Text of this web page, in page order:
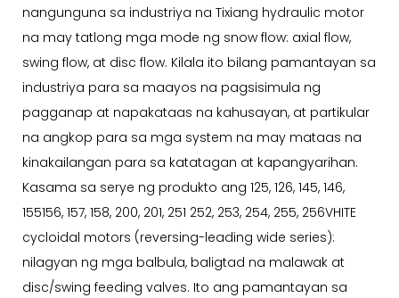
nangunguna sa industriya na Tixiang hydraulic motor
na may tatlong mga mode ng snow flow: axial flow,
swing flow, at disc flow. Kilala ito bilang pamantayan sa
industriya para sa maayos na pagsisimula ng
pagganap at napakataas na kahusayan, at partikular
na angkop para sa mga system na may mataas na
kinakailangan para sa katatagan at kapangyarihan.
Kasama sa serye ng produkto ang 125, 126, 145, 146,
155156, 157, 158, 200, 201, 251 252, 253, 254, 255, 256VHITE
cycloidal motors (reversing-leading wide series):
nilagyan ng mga balbula, baligtad na malawak at
disc/swing feeding valves. Ito ang pamantayan sa